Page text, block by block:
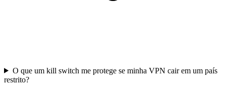
O que um kill switch me protege se minha VPN cair em um país
restrito?